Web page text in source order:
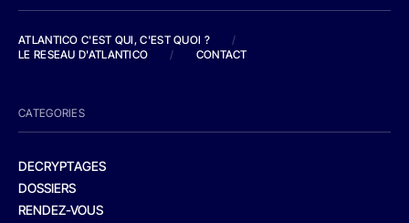
ATLANTICO C'EST QUI, C'EST QUOI ?
/
LE RESEAU D'ATLANTICO
/ CONTACT
CATEGORIES
DECRYPTAGES
DOSSIERS
RENDEZ-VOUS